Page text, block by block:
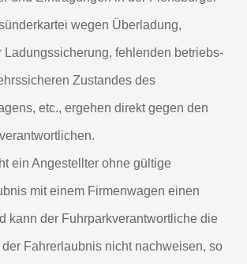
wegen Überladung,
Ladungssicherung, fehlenden betriebs-
Zustandes des
etc., ergehen direkt gegen den
ein Angestellter ohne gültige
mit einem Firmenwagen einen
kann der Fuhrparkverantwortliche die
der Fahrerlaubnis nicht nachweisen, so